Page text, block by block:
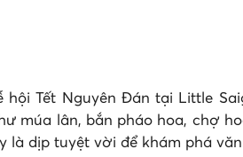
Tết Nguyên Đán tại Little
múa lân, bắn pháo hoa, chợ
dịp tuyệt vời để khám phá